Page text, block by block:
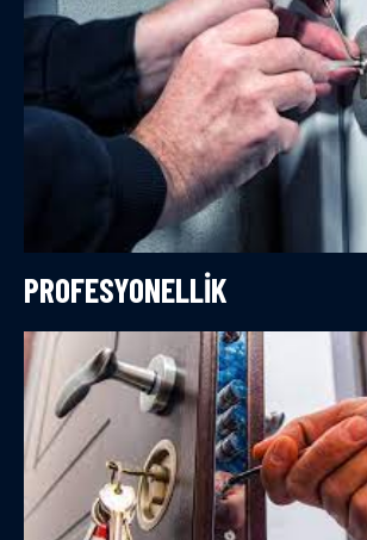
PROFESYONELLIK